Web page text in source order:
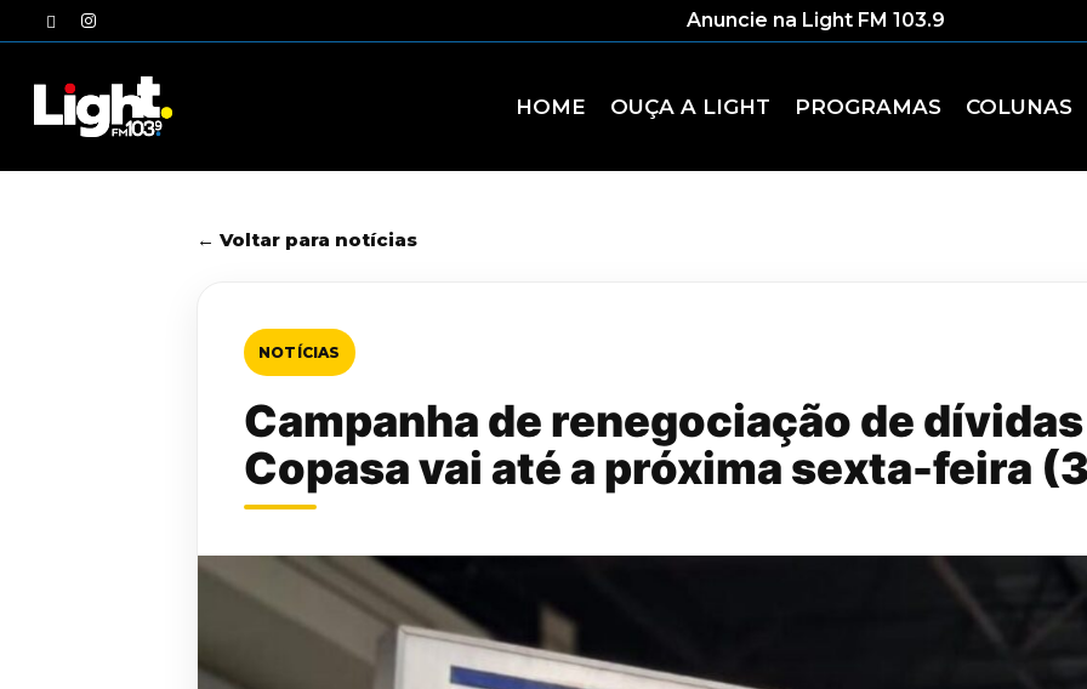
to
twitterinstagram Anuncie na Light FM 103.9
HOME OUÇA A LIGHT PROGRAMAS COLUNAS
← Voltar para notícias
NOTÍCIAS
Campanha de renegociação de
Copasa vai até a próxima sexta-feira